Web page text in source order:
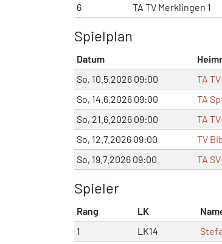
6
TA TV Merklingen 1
Spielplan
Datum
So, 10.5.2026 09:00
TA
So, 14.6.2026 09:00
TA
So, 21.6.2026 09:00
TA
So, 12.7.2026 09:00
TV
So, 19.7.2026 09:00
TA
Spieler
Rang LK
1
LK14